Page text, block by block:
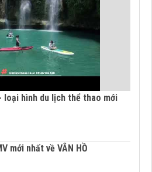
- loại hình du lịch thể thao mới
mới nhất về VÂN HỒ